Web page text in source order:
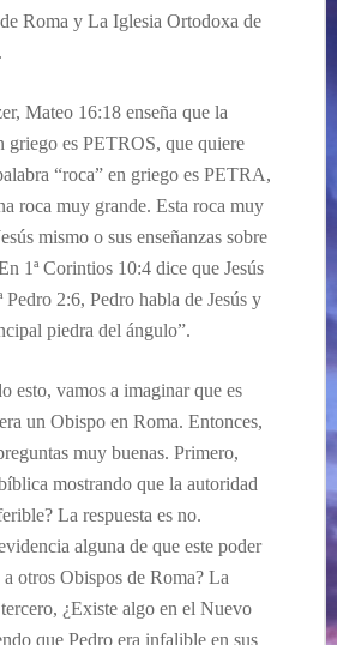
Roma y La Iglesia Ortodoxa de
Mateo 16:18 enseña que la
griego es PETROS, que quiere
“roca” en griego es PETRA,
roca muy grande. Esta roca muy
mismo o sus enseñanzas sobre
1ª Corintios 10:4 dice que Jesús
Pedro 2:6, Pedro habla de Jesús y
piedra del ángulo”.
esto, vamos a imaginar que es
un Obispo en Roma. Entonces,
muy buenas. Primero,
mostrando que la autoridad
La respuesta es no.
alguna de que este poder
otros Obispos de Roma? La
¿Existe algo en el Nuevo
que Pedro era infalible en sus